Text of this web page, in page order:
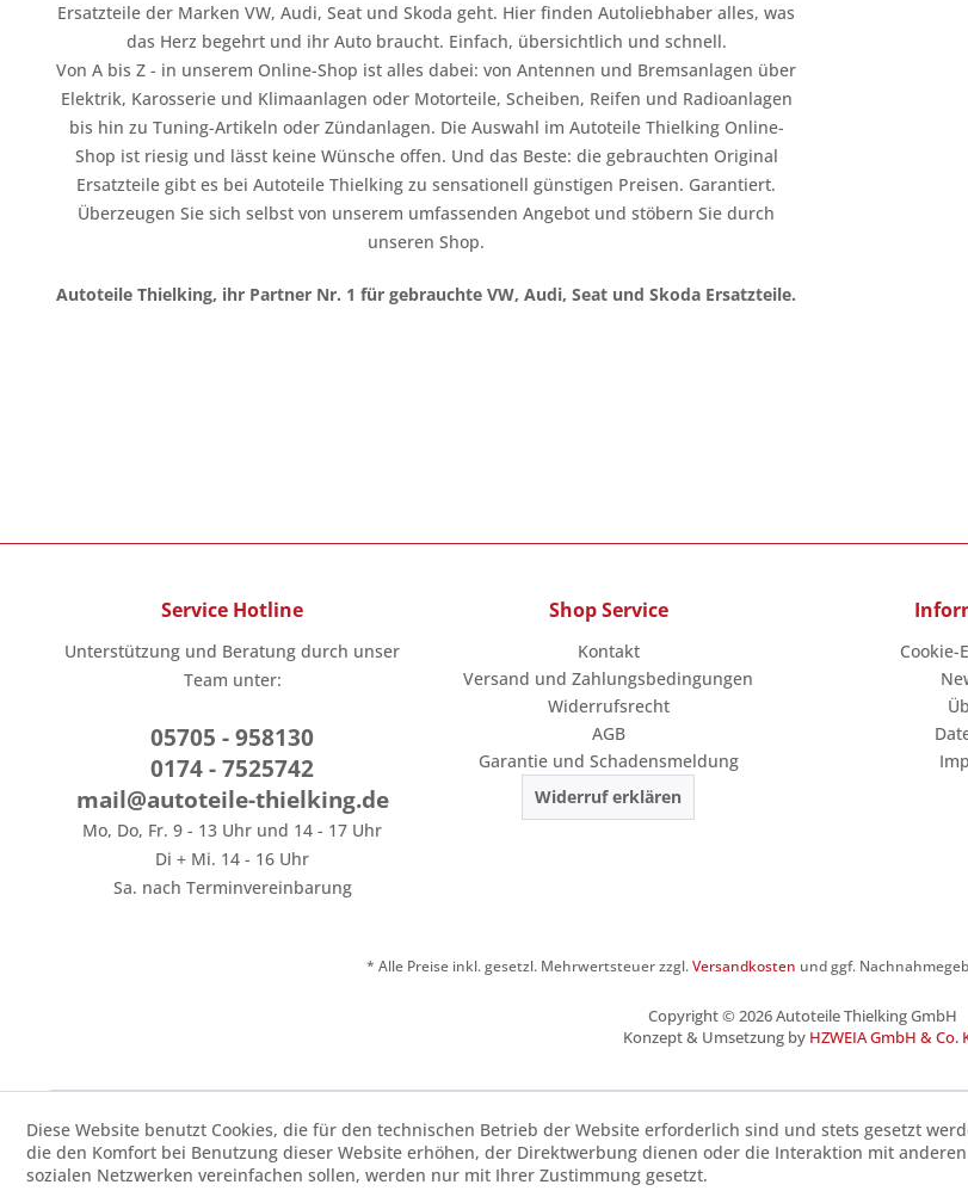
Service Hotline
Unterstützung und Beratung durch unser
Team unter:
05705 - 958130
0174 - 7525742
mail@autoteile-thielking.de
Mo, Do, Fr. 9 - 13 Uhr und 14 - 17 Uhr
Di + Mi. 14 - 16 Uhr
Sa. nach Terminvereinbarung
Shop Service
Kontakt
Versand und Zahlungsbedingungen
Widerrufsrecht
AGB
Garantie und Schadensmeldung
Widerruf erklären
Cookie-
Ersatzteile der Marken VW, Audi, Seat und Skoda geht. Hier finden Autoliebhaber alles, was
das Herz begehrt und ihr Auto braucht. Einfach, übersichtlich und schnell.
Von A bis Z - in unserem Online-Shop ist alles dabei: von Antennen und Bremsanlagen über
Elektrik, Karosserie und Klimaanlagen oder Motorteile, Scheiben, Reifen und Radioanlagen
bis hin zu Tuning-Artikeln oder Zündanlagen. Die Auswahl im Autoteile Thielking Online-
Shop ist riesig und lässt keine Wünsche offen. Und das Beste: die gebrauchten Original
Ersatzteile gibt es bei Autoteile Thielking zu sensationell günstigen Preisen. Garantiert.
Überzeugen Sie sich selbst von unserem umfassenden Angebot und stöbern Sie durch
unseren Shop.
Autoteile Thielking, ihr Partner Nr. 1 für gebrauchte VW, Audi, Seat und Skoda Ersatzteile.
* Alle Preise inkl. gesetzl. Mehrwertsteuer zzgl.Versandkosten und ggf.
Copyright © 2026 Autoteile Thielking GmbH
Konzept & Umsetzung by HZWEIA GmbH & Co.
Diese Website benutzt Cookies, die für den technischen Betrieb der Website erforderlich sind und stets gesetzt
die den Komfort bei Benutzung dieser Website erhöhen, der Direktwerbung dienen oder die Interaktion mit
sozialen Netzwerken vereinfachen sollen, werden nur mit Ihrer Zustimmung gesetzt.